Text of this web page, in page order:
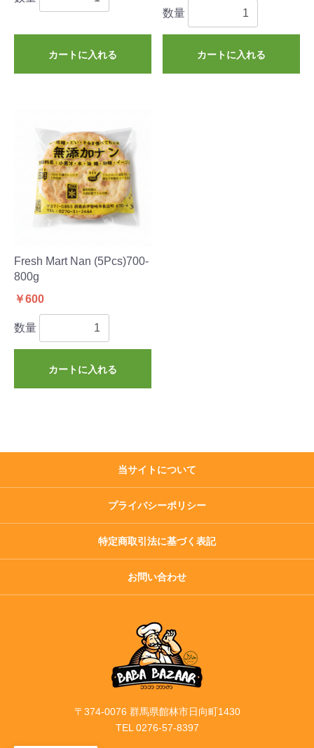
カートに入れる
数量
カートに入れる
Fresh Mart Nan (5Pcs)700-
800g
￥600
数量
カートに入れる
当サイトについて
プライバシーポリシー
特定商取引法に基づく表記
お問い合わせ
〒374-0076 群馬県館林市日向町1430
TEL 0276-57-8397